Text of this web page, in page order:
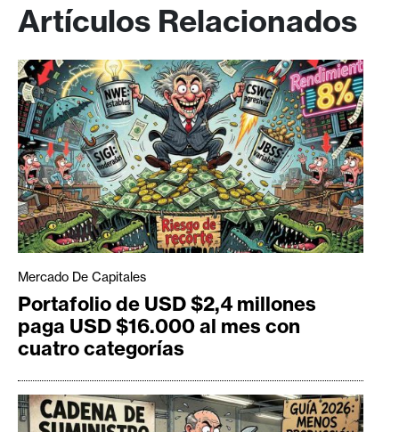
Artículos Relacionados
Mercado De Capitales
Portafolio de USD $2,4 millones
paga USD $16.000 al mes con
cuatro categorías